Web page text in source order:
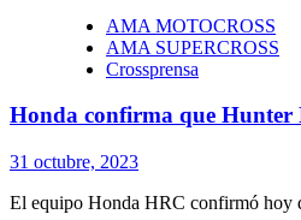
AMA MOTOCROSS
AMA SUPERCROSS
Crossprensa
Honda confirma que Hunter
31 octubre, 2023
El equipo Honda HRC confirmó hoy